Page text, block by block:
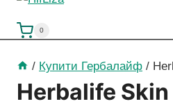
0
/ Купити Гербалайф /
Herbalife Skin